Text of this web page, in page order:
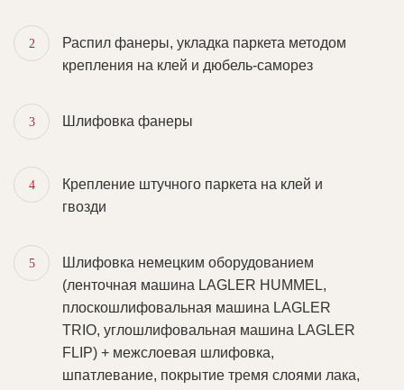
2
Распил фанеры, укладка паркета методом
крепления на клей и дюбель-саморез
3 Шлифовка фанеры
4
Крепление штучного паркета на клей и
гвозди
5
Шлифовка немецким оборудованием
(ленточная машина LAGLER HUMMEL,
плоскошлифовальная машина LAGLER
TRIO, углошлифовальная машина LAGLER
FLIP) + межслоевая шлифовка,
шпатлевание, покрытие тремя слоями лака,